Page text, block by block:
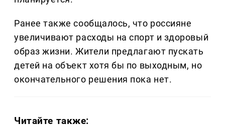
Ранее также сообщалось, что россияне
увеличивают расходы на спорт и здоровый
образ жизни. Жители предлагают пускать
детей на объект хотя бы по выходным, но
окончательного решения пока нет.
Читайте также: